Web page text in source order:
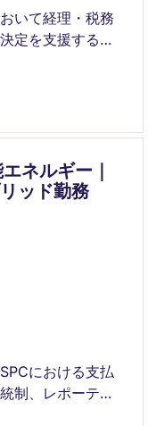
いて経理・税務
定を支援する役
に貢献いただき
ネルギー｜
ッド勤務
における支払
制、レポーティ